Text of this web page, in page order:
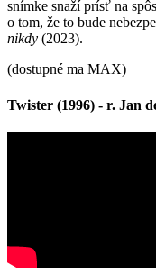
snímke snaží prísť na
o tom, že to bude
nikdy (2023).
(dostupné ma MAX)
Twister (1996) - r. Jan